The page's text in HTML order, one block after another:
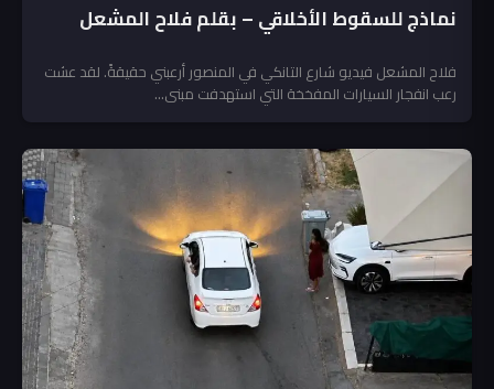
نماذج للسقوط الأخلاقي – بقلم فلاح المشعل
فلاح المشعل فيديو شارع التانكي في المنصور أرعبني حقيقةً. لقد عشت
رعب انفجار السيارات المفخخة التي استهدفت مبنى...